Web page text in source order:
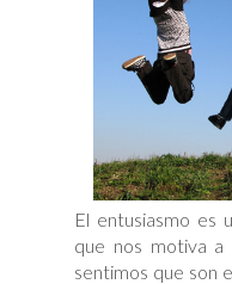
El entusiasmo es
que nos motiva a
sentimos que son